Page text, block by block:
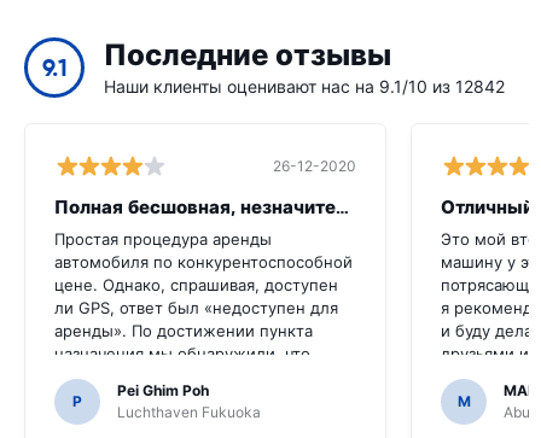
9.1 Последние отзывы
Наши клиенты оценивают нас на 9.1/10 из 12842
26-12-2020
Полная бесшовная, незначительная икот
Простая процедура аренды
автомобиля по конкурентоспособной
цене. Однако, спрашивая, доступен
ли GPS, ответ был «недоступен для
аренды». По достижении пункта
назначения мы обнаружили, что
автомобиль оснащен GPS.Было бы
ужасно, если бы мы решили купить
GPS, поскольку нужно было
P
Pei Ghim Poh
Luchthaven Fukuoka
Отличный
Это мой
машину у
я
и буду
друзьями и
сделали
M
Abu